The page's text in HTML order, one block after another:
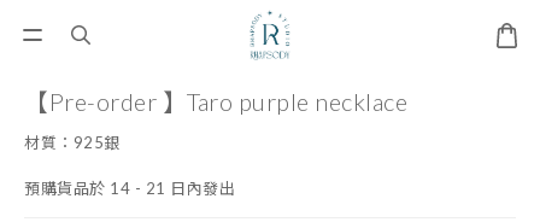
【Pre-order 】Taro purple necklace
材質：925銀
預購貨品於 14 - 21 日內發出